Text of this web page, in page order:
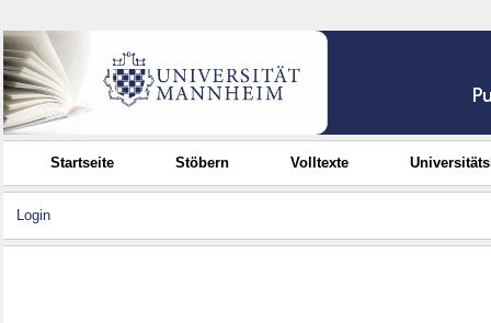
Startseite Stöbern Volltexte
Login